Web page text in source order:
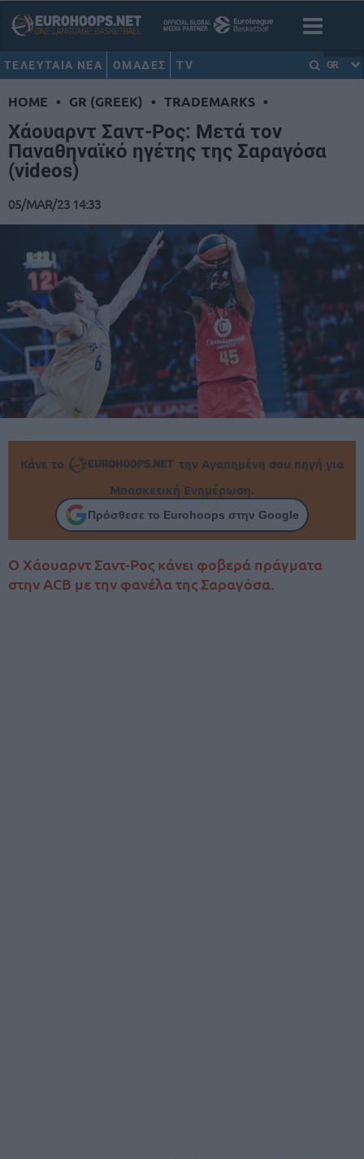
ΤΕΛΕΥΤΑΙΑ ΝΕΑ ΟΜΑΔΕΣ TV GR
HOME • GR (GREEK) • TRADEMARKS •
Χάουαρντ Σαντ-Ρος: Μετά τον
Παναθηναϊκό ηγέτης της Σαραγόσα
(videos)
05/MAR/23 14:33
Κάνε το
την Αγαπημένη σου πηγή για
Μπασκετική Ενημέρωση.
Πρόσθεσε το Eurohoops στην Google
Ο Χάουαρντ Σαντ-Ρος κάνει φοβερά πράγματα
στην ACB με την φανέλα της Σαραγόσα.